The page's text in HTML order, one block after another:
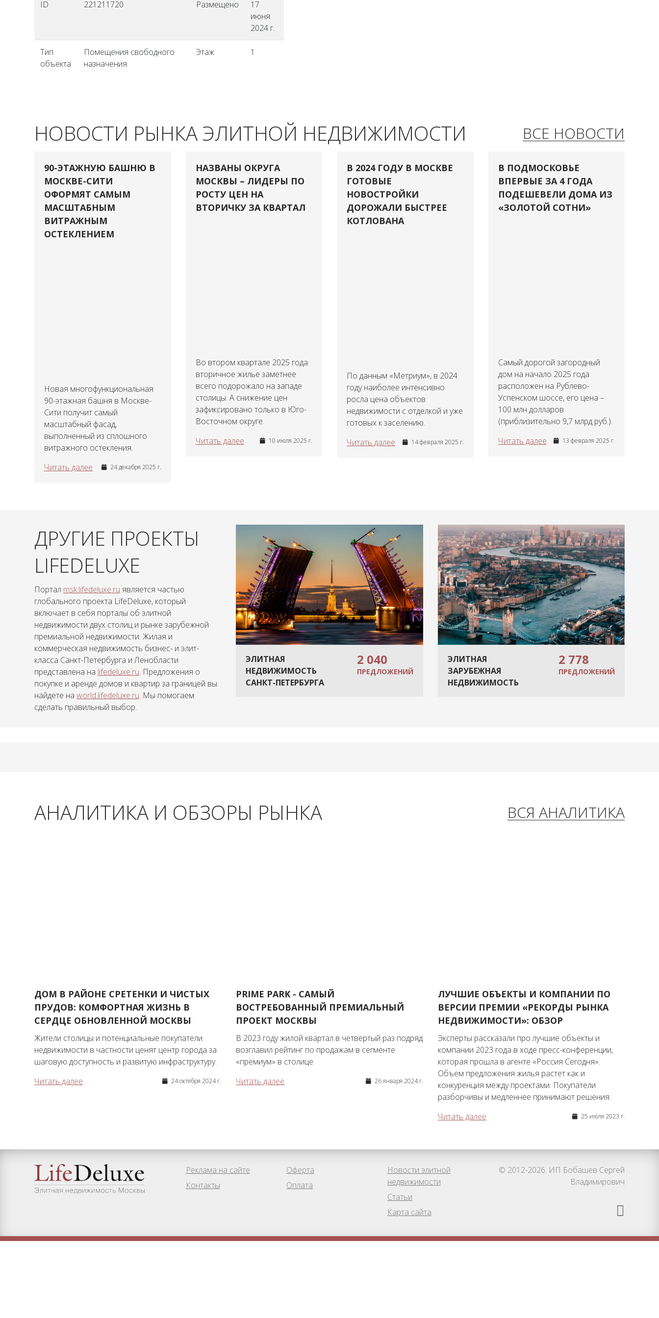
ID 221211720 Размещено
17
июня
2024 г.
Тип
объекта
Помещения свободного
назначения
Этаж 1
ВСЕ НОВОСТИ
НОВОСТИ РЫНКА ЭЛИТНОЙ НЕДВИЖИМОСТИ
90-ЭТАЖНУЮ БАШНЮ В
МОСКВЕ-СИТИ
ОФОРМЯТ САМЫМ
МАСШТАБНЫМ
ВИТРАЖНЫМ
ОСТЕКЛЕНИЕМ
Новая многофункциональная
90-этажная башня в Москве-
Сити получит самый
масштабный фасад,
выполненный из сплошного
витражного остекления.
Читать далее
24 декабря 2025 г.
НАЗВАНЫ ОКРУГА
МОСКВЫ – ЛИДЕРЫ ПО
РОСТУ ЦЕН НА
ВТОРИЧКУ ЗА КВАРТАЛ
Во втором квартале 2025 года
вторичное жилье заметнее
всего подорожало на западе
столицы. А снижение цен
зафиксировано только в Юго-
Восточном округе.
Читать далее
10 июля 2025 г.
В 2024 ГОДУ В МОСКВЕ
ГОТОВЫЕ
НОВОСТРОЙКИ
ДОРОЖАЛИ БЫСТРЕЕ
КОТЛОВАНА
По данным «Метриум», в 2024
году наиболее интенсивно
росла цена объектов
недвижимости с отделкой и уже
готовых к заселению.
Читать далее
14 февраля 2025 г.
В ПОДМОСКОВЬЕ
ВПЕРВЫЕ ЗА 4 ГОДА
ПОДЕШЕВЕЛИ ДОМА ИЗ
«ЗОЛОТОЙ СОТНИ»
Самый дорогой загородный
дом на начало 2025 года
расположен на Рублево-
Успенском шоссе, его цена –
100 млн долларов
(приблизительно 9,7 млрд руб.).
Читать далее
13 февраля 2025 г.
ДРУГИЕ ПРОЕКТЫ
LIFEDELUXE
Портал msk.lifedeluxe.ru является частью
глобального проекта LifeDeluxe, который
включает в себя порталы об элитной
недвижимости двух столиц и рынке зарубежной
премиальной недвижимости. Жилая и
коммерческая недвижимость бизнес- и элит-
класса Санкт-Петербурга и Ленобласти
представлена на lifedeluxe.ru. Предложения о
покупке и аренде домов и квартир за границей вы
найдете на world.lifedeluxe.ru. Мы помогаем
сделать правильный выбор.
ЭЛИТНАЯ
НЕДВИЖИМОСТЬ
САНКТ-ПЕТЕРБУРГА
2 040
ПРЕДЛОЖЕНИЙ
ЭЛИТНАЯ
ЗАРУБЕЖНАЯ
НЕДВИЖИМОСТЬ
2 778
ПРЕДЛОЖЕНИЙ
ВСЯ АНАЛИТИКА
АНАЛИТИКА И ОБЗОРЫ РЫНКА
ДОМ В РАЙОНЕ СРЕТЕНКИ И ЧИСТЫХ
ПРУДОВ: КОМФОРТНАЯ ЖИЗНЬ В
СЕРДЦЕ ОБНОВЛЕННОЙ МОСКВЫ
Жители столицы и потенциальные покупатели
недвижимости в частности ценят центр города за
шаговую доступность и развитую инфраструктуру.
Читать далее
24 октября 2024 г.
PRIME PARK - САМЫЙ
ВОСТРЕБОВАННЫЙ ПРЕМИАЛЬНЫЙ
ПРОЕКТ МОСКВЫ
В 2023 году жилой квартал в четвертый раз подряд
возглавил рейтинг по продажам в сегменте
«премиум» в столице
Читать далее
26 января 2024 г.
ЛУЧШИЕ ОБЪЕКТЫ И КОМПАНИИ ПО
ВЕРСИИ ПРЕМИИ «РЕКОРДЫ РЫНКА
НЕДВИЖИМОСТИ»: ОБЗОР
Эксперты рассказали про лучшие объекты и
компании 2023 года в ходе пресс-конференции,
которая прошла в агенте «Россия Сегодня».
Объем предложения жилья растет как и
конкуренция между проектами. Покупатели
разборчивы и медленнее принимают решения.
Читать далее
25 июля 2023 г.
Реклама на сайте
Контакты
Оферта
Оплата
Новости элитной
недвижимости
Статьи
Карта сайта
© 2012-2026. ИП Бобашев Сергей
Владимирович